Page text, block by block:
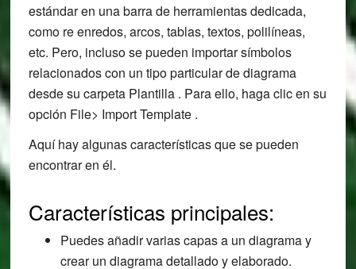
estándar en una barra de herramientas dedicada,
como re enredos, arcos, tablas, textos, polilíneas,
etc. Pero, incluso se pueden importar símbolos
relacionados con un tipo particular de diagrama
desde su carpeta Plantilla . Para ello, haga clic en su
opción File> Import Template .
Aquí hay algunas características que se pueden
encontrar en él.
Características principales:
Puedes añadir varias capas a un diagrama y
crear un diagrama detallado y elaborado.